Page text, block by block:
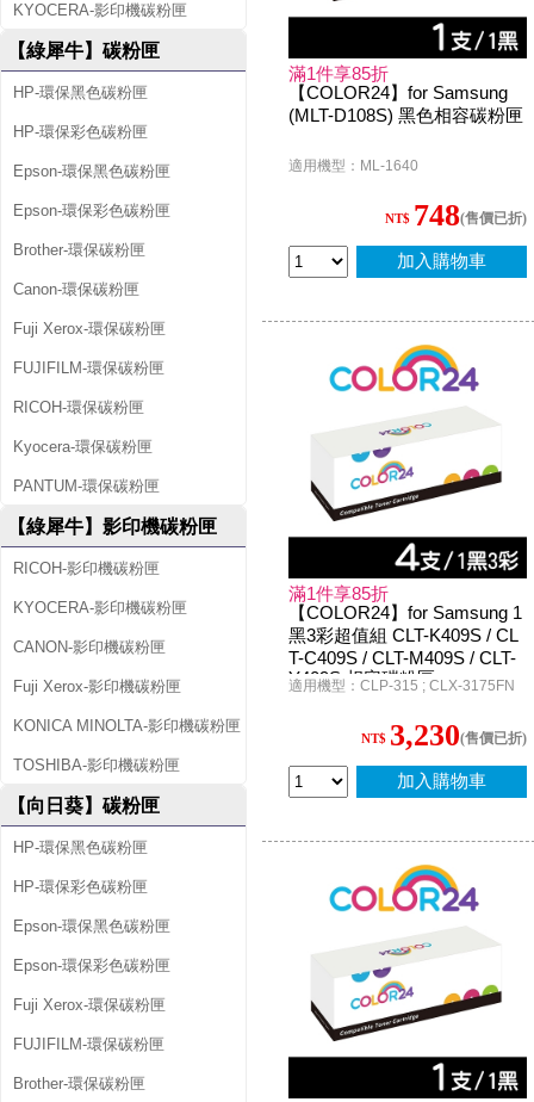
KYOCERA-影印機碳粉匣
【綠犀牛】碳粉匣
HP-環保黑色碳粉匣
HP-環保彩色碳粉匣
Epson-環保黑色碳粉匣
Epson-環保彩色碳粉匣
Brother-環保碳粉匣
Canon-環保碳粉匣
Fuji Xerox-環保碳粉匣
FUJIFILM-環保碳粉匣
RICOH-環保碳粉匣
Kyocera-環保碳粉匣
PANTUM-環保碳粉匣
【綠犀牛】影印機碳粉匣
RICOH-影印機碳粉匣
KYOCERA-影印機碳粉匣
CANON-影印機碳粉匣
Fuji Xerox-影印機碳粉匣
KONICA MINOLTA-影印機碳粉匣
TOSHIBA-影印機碳粉匣
【向日葵】碳粉匣
HP-環保黑色碳粉匣
HP-環保彩色碳粉匣
Epson-環保黑色碳粉匣
Epson-環保彩色碳粉匣
Fuji Xerox-環保碳粉匣
FUJIFILM-環保碳粉匣
Brother-環保碳粉匣
滿1件享85折
【COLOR24】for Samsung
(MLT-D108S) 黑色相容碳粉匣
適用機型：ML-1640
NT$ 748(售價已折)
加入購物車
滿1件享85折
【COLOR24】for Samsung 1
黑3彩超值組 CLT-K409S / CL
T-C409S / CLT-M409S / CLT-
Y409S 相容碳粉匣
適用機型：CLP-315 ; CLX-3175FN
NT$ 3,230(售價已折)
加入購物車